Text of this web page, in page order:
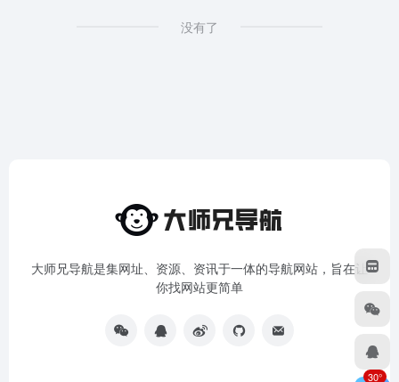
没有了
大师兄导航是集网址、资源、资讯于一体的导航网站，旨在让
你找网站更简单
30°